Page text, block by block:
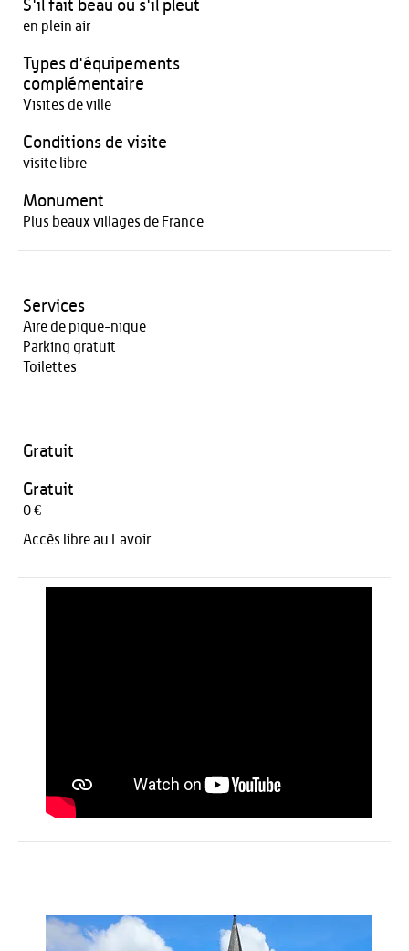
S'il fait beau ou s'il pleut
en plein air
Types d'équipements
complémentaire
Visites de ville
Conditions de visite
visite libre
Monument
Plus beaux villages de France
Services
Aire de pique-nique
Parking gratuit
Toilettes
Gratuit
Gratuit
0 €
Accès libre au Lavoir